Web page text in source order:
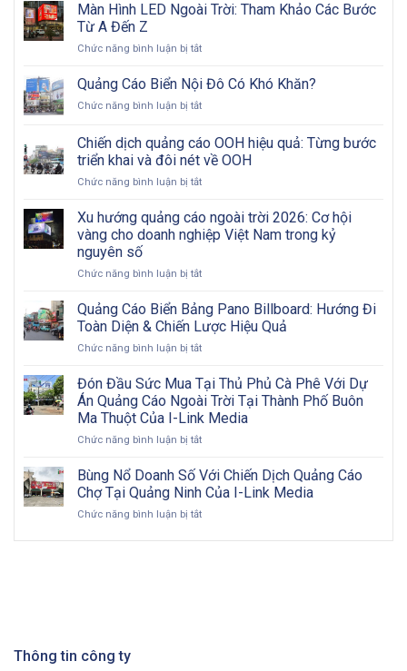
Màn Hình LED Ngoài Trời: Tham Khảo Các Bước
Từ A Đến Z
Chức năng bình luận bị tắtở
Hình
Ngoài
Tham
Khảo
Bước
A
Đến
Quảng Cáo Biển Nội Đô Có Khó Khăn?
Chức năng bình luận bị tắtở
Cáo
Biển
Nội
Đô
Khó
Khăn?
Chiến dịch quảng cáo OOH hiệu quả: Từng bước
triển khai và đôi nét về OOH
Chức năng bình luận bị tắtở
dịch
quảng
cáo
hiệu
Từng
bước
triển
khai
đôi
nét
về
Xu hướng quảng cáo ngoài trời 2026: Cơ hội
vàng cho doanh nghiệp Việt Nam trong kỷ
nguyên số
Chức năng bình luận bị tắtở
hướng
quảng
cáo
ngoài
2026:
Cơ
hội
cho
nghiệp
Việt
trong
Quảng Cáo Biển Bảng Pano Billboard: Hướng Đi
Toàn Diện & Chiến Lược Hiệu Quả
Chức năng bình luận bị tắtở
Cáo
Biển
Bảng
Pano
Billboard:
Đi
Toàn
&
Đón Đầu Sức Mua Tại Thủ Phủ Cà Phê Với Dự
Án Quảng Cáo Ngoài Trời Tại Thành Phố Buôn
Ma Thuột Của I-Link Media
Chức năng bình luận bị tắtở
Đầu
Sức
Mua
Tại
Bùng Nổ Doanh Số Với Chiến Dịch Quảng Cáo
Chợ Tại Quảng Ninh Của I-Link Media
Chức năng bình luận bị tắtở
Nổ
Thông tin công ty